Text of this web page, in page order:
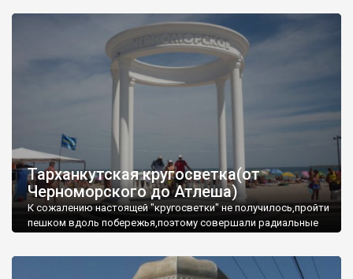
Тарханкутская кругосветка(от
Черноморского до Атлеша)
К сожалению настоящей "кругосветки" не получилось,пройти
пешком вдоль побережья,поэтому совершали радиальные